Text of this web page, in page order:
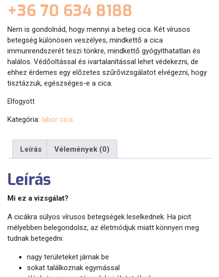
+36 70 634 8188
Nem is gondolnád, hogy mennyi a beteg cica. Két vírusos
betegség különösen veszélyes, mindkettő a cica
immunrendszerét teszi tönkre, mindkettő gyógyíthatatlan és
halálos. Védőoltással és ivartalanítással lehet védekezni, de
ehhez érdemes egy előzetes szűrővizsgálatot elvégezni, hogy
tisztázzuk, egészséges-e a cica.
Elfogyott
Kategória: labor cica
Leírás Vélemények (0)
Leírás
Mi ez a vizsgálat?
A cicákra súlyos vírusos betegségek leselkednek. Ha picit
mélyebben belegondolsz, az életmódjuk miatt könnyen meg
tudnak betegedni:
nagy területeket járnak be
sokat találkoznak egymással